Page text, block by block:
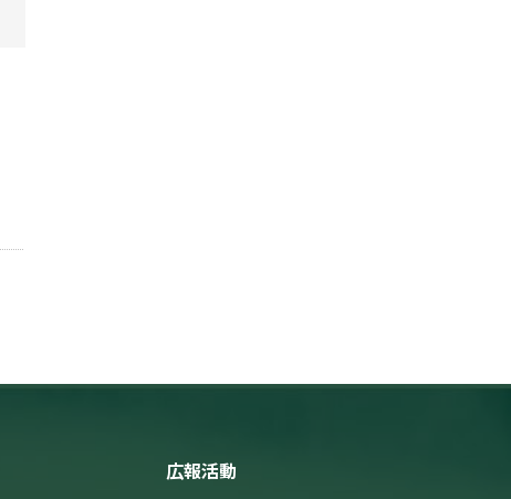
広報活動